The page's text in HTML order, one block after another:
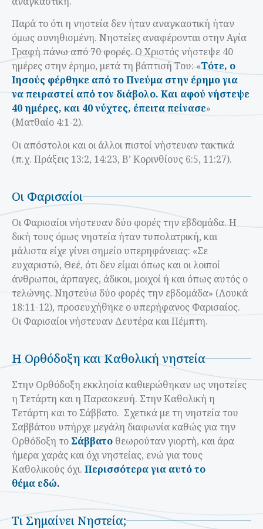
Παρά το ότι η νηστεία δεν ήταν αναγκαστική ήταν
όμως συνηθισμένη. Νηστείες αναφέρονται στην Αγία
Γραφή πάνω από 70 φορές. Ο Χριστός νήστεψε 40
ημέρες στην έρημο, μετά τη βάπτισή Του: «Τότε, ο
Ιησούς φέρθηκε από το Πνεύμα στην έρημο για
να πειραστεί από τον διάβολο. Και αφού νήστεψε
40 ημέρες, και 40 νύχτες, έπειτα πείνασε»
(Ματθαίο 4:1-2).
Οι απόστολοι και οι άλλοι πιστοί νήστευαν τακτικά
(π.χ. Πράξεις 13:2, 14:23, Β’ Κορινθίους 6:5, 11:27).
Οι Φαρισαίοι
Οι Φαρισαίοι νήστευαν δύο φορές την εβδομάδα. Η
δική τους όμως νηστεία ήταν τυπολατρική, και
μάλιστα είχε γίνει σημείο υπερηφάνειας: «Σε
ευχαριστώ, Θεέ, ότι δεν είμαι όπως και οι λοιποί
άνθρωποι, άρπαγες, άδικοι, μοιχοί ή και όπως αυτός ο
τελώνης. Νηστεύω δύο φορές την εβδομάδα» (Λουκά
18:11-12), προσευχήθηκε ο υπερήφανος Φαρισαίος.
Οι Φαρισαίοι νήστευαν Δευτέρα και Πέμπτη.
Η Ορθόδοξη και Καθολική νηστεία
Στην Ορθόδοξη εκκλησία καθιερώθηκαν ως νηστείες
η Τετάρτη και η Παρασκευή. Στην Καθολική η
Τετάρτη και το Σάββατο. Σχετικά με τη νηστεία του
Σαββάτου υπήρχε μεγάλη διαφωνία καθώς για την
Ορθόδοξη το Σάββατο θεωρούταν γιορτή, και άρα
ήμερα χαράς και όχι νηστείας, ενώ για τους
Καθολικούς όχι. Περισσότερα για αυτό το
θέμα εδώ.
Τι Σημαίνει Νηστεία;